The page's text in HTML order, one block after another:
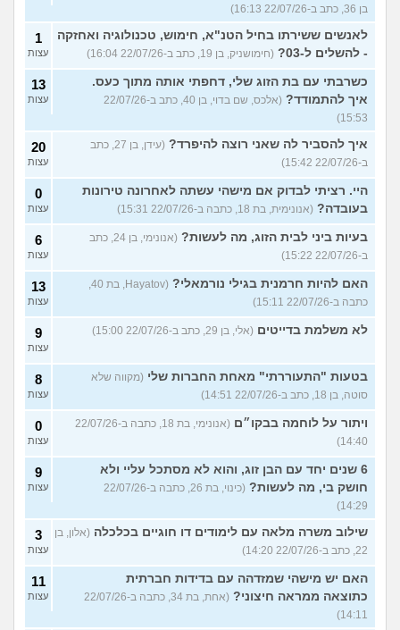
בן 36, כתב ב-22/07/26 16:13)
לאנשים ששירתו בחיל הטנ"א, חימוש, טכנולוגיה ואחזקה
- להשלים ל-03?
(חימושניק, בן 19, כתב ב-22/07/26 16:04)
1
עצות
כשרבתי עם בת הזוג שלי, דחפתי אותה מתוך כעס.
איך להתמודד?
(אלכס, שם בדוי, בן 40, כתב ב-22/07/26
15:53)
13
עצות
איך להסביר לה שאני רוצה להיפרד?
(עידן, בן 27, כתב
ב-22/07/26 15:42)
20
עצות
היי. רציתי לבדוק אם מישהי עשתה לאחרונה טירונות
בעובדה? (אנונימית, בת 18, כתבה ב-22/07/26 15:31)
0
עצות
בעיות ביני לבית הזוג, מה לעשות?
(אנונימי, בן 24, כתב
ב-22/07/26 15:22)
6
עצות
האם להיות חרמנית בגילי נורמאלי?
(Hayatov, בת 40,
כתבה ב-22/07/26 15:11)
13
עצות
לא משלמת בדייטים (אלי, בן 29, כתב ב-22/07/26 15:00) 9
עצות
בטעות "התעוררתי" מאחת החברות שלי (מקווה שלא
סוטה, בן 18, כתב ב-22/07/26 14:51)
8
עצות
ויתור על לוחמה בבקו״ם
(אנונימי, בת 18, כתבה ב-22/07/26
14:40)
0
עצות
6 שנים יחד עם הבן זוג, והוא לא מסתכל עליי ולא
חושק בי, מה לעשות?
(כינוי, בת 26, כתבה ב-22/07/26
14:29)
9
עצות
שילוב משרה מלאה עם לימודים דו חוגיים בכלכלה (אלון, בן
22, כתב ב-22/07/26 14:20)
3
עצות
האם יש מישהי שמזדהה עם בדידות חברתית
כתוצאה ממראה חיצוני?
(אחת, בת 34, כתבה ב-22/07/26
14:11)
11
עצות